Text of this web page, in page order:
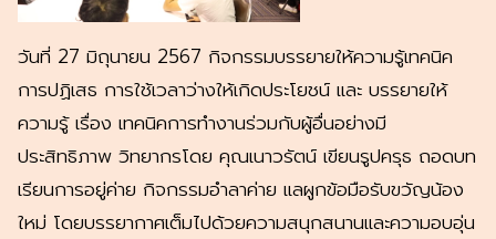
วันที่ 27 มิถุนายน 2567 กิจกรรมบรรยายให้ความรู้เทคนิค
การปฏิเสธ การใช้เวลาว่างให้เกิดประโยชน์ และ บรรยายให้
ความรู้ เรื่อง เทคนิคการทำงานร่วมกับผู้อื่นอย่างมี
ประสิทธิภาพ วิทยากรโดย คุณเนาวรัตน์ เขียนรูปครุธ ถอดบท
เรียนการอยู่ค่าย กิจกรรมอำลาค่าย แลผูกข้อมือรับขวัญน้อง
ใหม่ โดยบรรยากาศเต็มไปด้วยความสนุกสนานและความอบอุ่น